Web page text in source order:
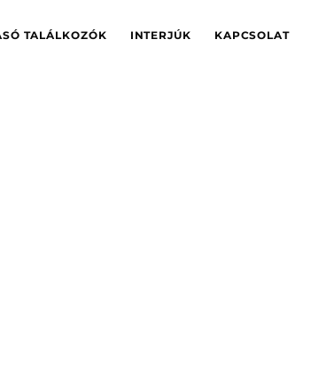
TALÁLKOZÓK INTERJÚK KAPCSOLAT